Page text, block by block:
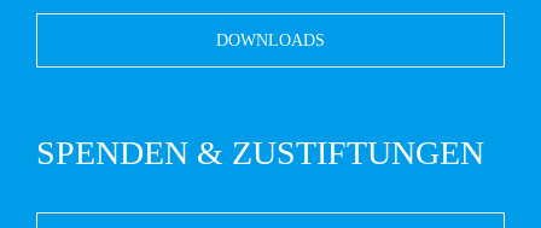
DOWNLOADS
SPENDEN & ZUSTIFTUNGEN